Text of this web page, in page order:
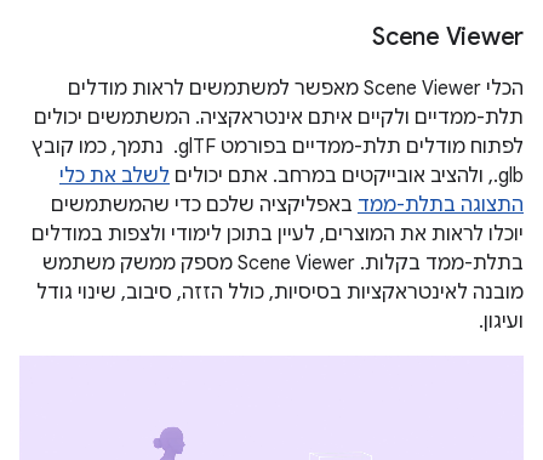
Scene Viewer
הכלי Scene Viewer מאפשר למשתמשים לראות מודלים
תלת-ממדיים ולקיים איתם אינטראקציה. המשתמשים יכולים
.glb, ולהציב אובייקטים במרחב. אתם יכולים
לשלב את כלי
התצוגה בתלת-ממד באפליקציה שלכם כדי שהמשתמשים
יוכלו לראות את המוצרים, לעיין בתוכן לימודי ולצפות במודלים
בתלת-ממד בקלות. ‫Scene Viewer מספק ממשק משתמש
מובנה לאינטראקציות בסיסיות, כולל הזזה, סיבוב, שינוי גודל
ועיגון.